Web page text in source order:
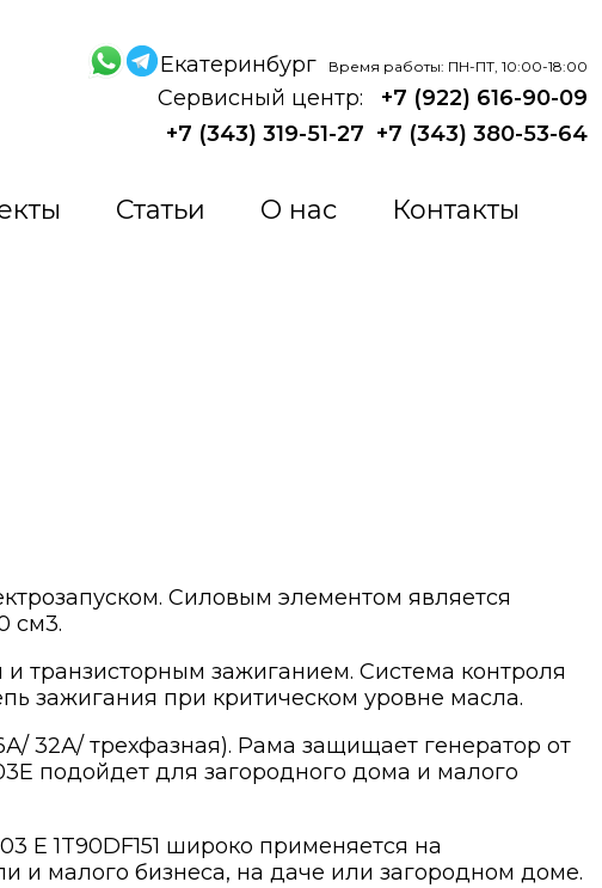
Екатеринбург Время работы: ПН-ПТ, 10:00-18:00
Сервисный центр:
+7 (922) 616-90-09
+7 (343) 319-51-27 +7 (343) 380-53-64
Статьи О нас Контакты
Силовым элементом является
см3.
транзисторным зажиганием. Система контроля
зажигания при критическом уровне масла.
32А/ трехфазная). Рама защищает генератор от
подойдет для загородного дома и малого
E 1T90DF151 широко применяется на
и малого бизнеса, на даче или загородном доме.